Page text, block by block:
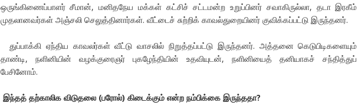
ஒருங்கிணைப்பாளர் சீமான், மனிதநேய மக்கள் கட்சிச் சட்டமன்ற உறுப்பினர் சவாகிருல்லா, தடா இரகீம்
முதலானவர்கள் அஞ்சலி செலுத்தினார்கள். வீட்டைச் சுற்றிக் காவல்துறையினர் குவிக்கப்பட்டு இருந்தனர்.
துப்பாக்கி ஏந்திய காவலர்கள் வீட்டு வாசலில் நிறுத்தப்பட்டு இருந்தனர். அத்தனை கெடுபிடிகளையும்
தாண்டி, நளினியின் வழக்குரைஞர் புகழேந்தியின் உதவியுடன், நளினியைத் தனியாகச் சந்தித்துப்
பேசினோம்.
இந்தத் தற்காலிக விடுதலை (பரோல்) கிடைக்கும் என்ற நம்பிக்கை இருந்ததா?